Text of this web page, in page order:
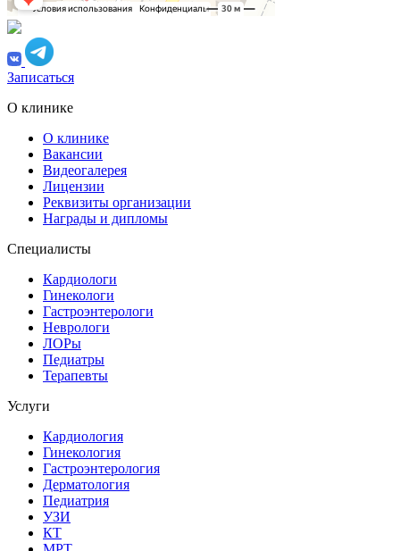
Записаться
О клинике
О клинике
Вакансии
Видеогалерея
Лицензии
Реквизиты организации
Награды и дипломы
Специалисты
Кардиологи
Гинекологи
Гастроэнтерологи
Неврологи
ЛОРы
Педиатры
Терапевты
Услуги
Кардиология
Гинекология
Гастроэнтерология
Дерматология
Педиатрия
УЗИ
КТ